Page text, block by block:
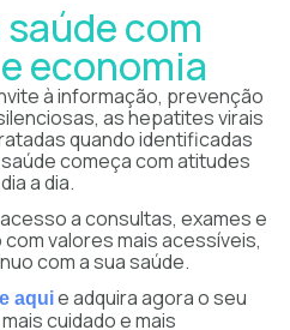
com
economia
à informação, prevenção
as hepatites virais
quando identificadas
começa com atitudes
a dia.
a consultas, exames e
valores mais acessíveis,
com a sua saúde.
aquie adquira agora o seu
cuidado e mais